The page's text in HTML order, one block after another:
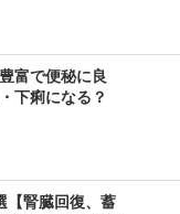
富で便秘に良
下痢になる？
【腎臓回復、蓄